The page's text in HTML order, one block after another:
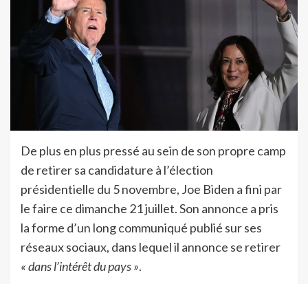
De plus en plus pressé au sein de son propre camp
de retirer sa candidature à l’élection
présidentielle du 5 novembre, Joe Biden a fini par
le faire ce dimanche 21 juillet. Son annonce a pris
la forme d’un long communiqué publié sur ses
réseaux sociaux, dans lequel il annonce se retirer
« dans l’intérêt du pays ».